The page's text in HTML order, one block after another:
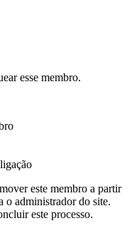
esse membro.
este membro a partir
o administrador do site.
este processo.